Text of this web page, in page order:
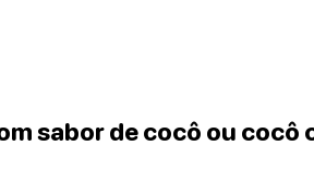
sabor de cocô ou cocô